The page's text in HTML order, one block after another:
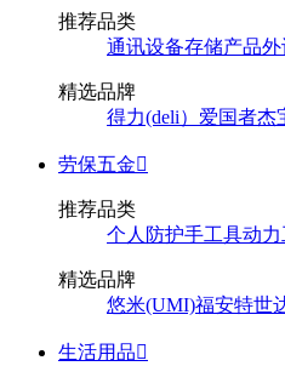
推荐品类
通讯设备存储产品外
精选品牌
得力(deli） 爱国者杰
劳保五金
推荐品类
个人防护手工具动
精选品牌
悠米(UMI)福安特世
生活用品